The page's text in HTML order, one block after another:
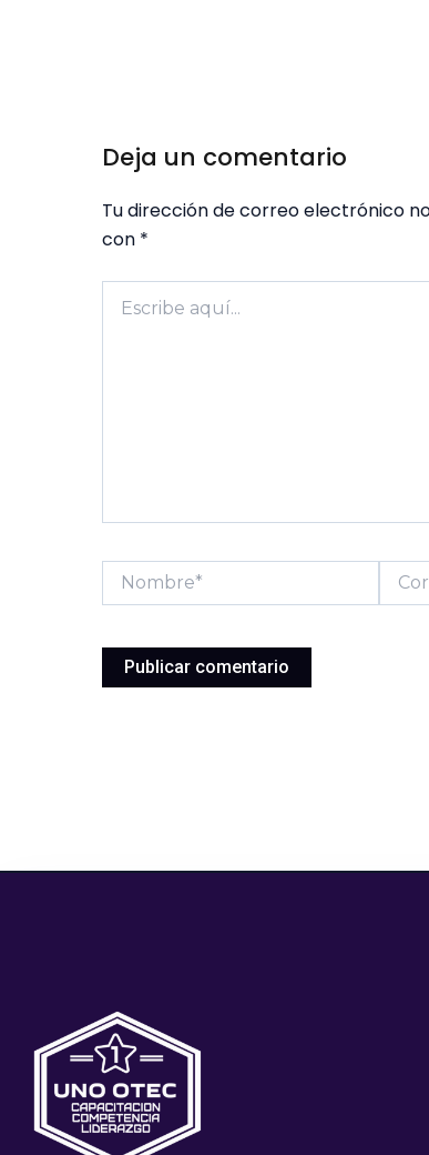
Deja un comentario
Tu dirección de correo electrónico
con *
aquí...
Nombre*
Correo